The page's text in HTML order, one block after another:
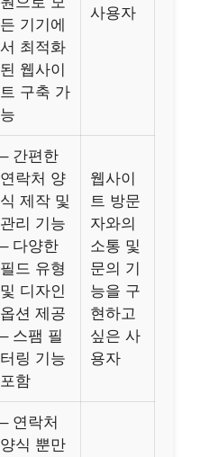
든 기기에
서 최적화
된 웹사이
트 구축 가
능
사용자
– 간편한
연락처 양
식 제작 및
관리 기능
– 다양한
필드 유형
및 디자인
옵션 제공
– 스팸 필
터링 기능
포함
웹사이
트 방문
자와의
소통 및
문의 기
능을 구
현하고
싶은 사
용자
– 연락처
양식 뿐만